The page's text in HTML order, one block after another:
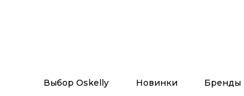
Выбор Oskelly Новинки Бренды